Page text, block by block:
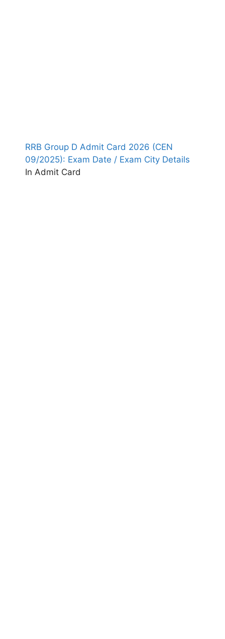
RRB Group D Admit Card 2026 (CEN
09/2025): Exam Date / Exam City Details
In Admit Card